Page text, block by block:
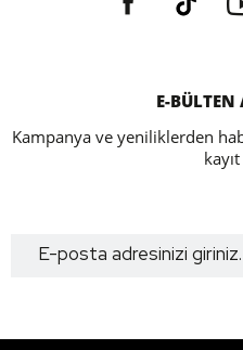
E-BÜLTEN
Kampanya ve yeniliklerden